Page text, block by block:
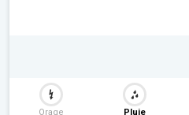
Orage Pluie